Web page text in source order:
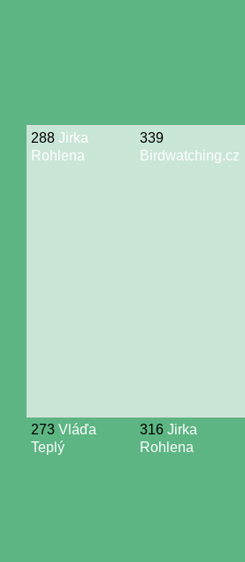
288 Jirka
Rohlena
339
Birdwatching.cz
273 Vláďa
Teplý
316 Jirka
Rohlena